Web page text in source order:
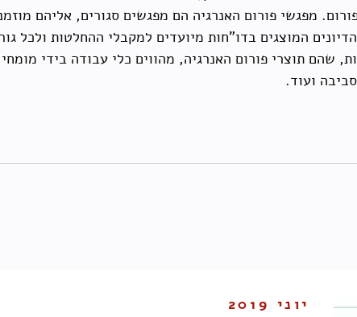
מפגשי פורום האנרגיה הם מפגשים סגורים, אליהם
המוצגים בדו"חות מיועדים למקבלי ההחלטות ולכל
שהם תוצרי פורום האנרגיה, מהווים כלי עבודה בידי
ועוד.
יוני 2019